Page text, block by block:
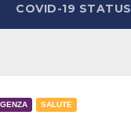
COVID-19 STATUS
SALUTE